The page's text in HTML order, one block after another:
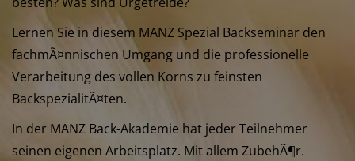
Lernen Sie in diesem MANZ Spezial Backseminar den
fachmÃ¤nnischen Umgang und die professionelle
Verarbeitung des vollen Korns zu feinsten
BackspezialitÃ¤ten.
In der MANZ Back-Akademie hat jeder Teilnehmer
seinen eigenen Arbeitsplatz. Mit allem ZubehÃ¶r.